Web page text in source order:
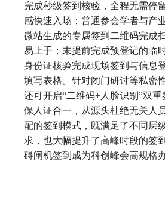
完成秒级签到核验，全程无需停
感快速入场；普通参会学者与产
微站生成的专属签到二维码完成
易上手；未提前完成预登记的临
身份证核验完成现场签到与信息
填写表格。针对闭门研讨等私密
还可开启“二维码+人脸识别”双
保人证合一，从源头杜绝无关人
配的签到模式，既满足了不同层
求，也大幅提升了高峰时段的签
碍闸机签到成为科创峰会高规格